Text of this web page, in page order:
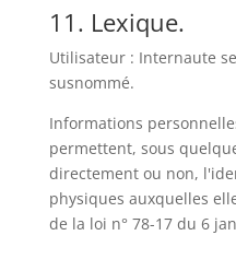
11. Lexique.
Utilisateur : Internaute
susnommé.
Informations
permettent, sous
directement ou non,
physiques auxquelles
de la loi n° 78-17 du 6